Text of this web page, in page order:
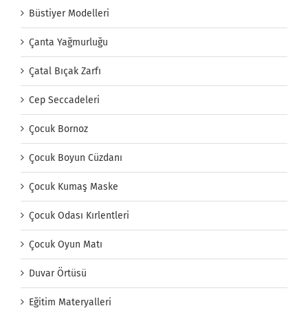
Büstiyer Modelleri
Çanta Yağmurluğu
Çatal Bıçak Zarfı
Cep Seccadeleri
Çocuk Bornoz
Çocuk Boyun Cüzdanı
Çocuk Kumaş Maske
Çocuk Odası Kırlentleri
Çocuk Oyun Matı
Duvar Örtüsü
Eğitim Materyalleri